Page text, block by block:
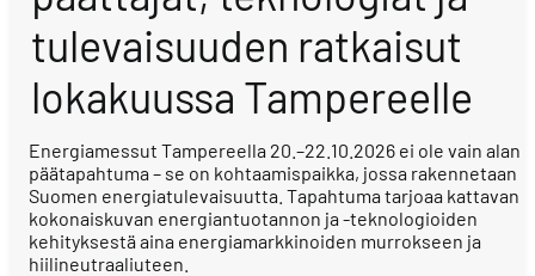
tulevaisuuden ratkaisut
lokakuussa Tampereelle
Energiamessut Tampereella 20.–22.10.2026 ei ole vain alan
päätapahtuma – se on kohtaamispaikka, jossa rakennetaan
Suomen energiatulevaisuutta. Tapahtuma tarjoaa kattavan
kokonaiskuvan energiantuotannon ja -teknologioiden
kehityksestä aina energiamarkkinoiden murrokseen ja
hiilineutraaliuteen.